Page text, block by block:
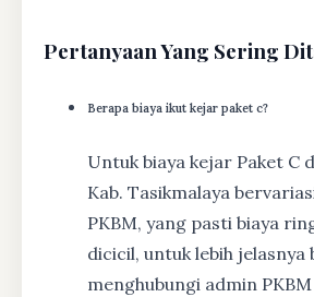
Pertanyaan Yang Sering
Berapa biaya ikut kejar paket c?
Untuk biaya kejar Paket C
Kab. Tasikmalaya
PKBM, yang pasti biaya
dicicil, untuk lebih jelasnya
menghubungi admin